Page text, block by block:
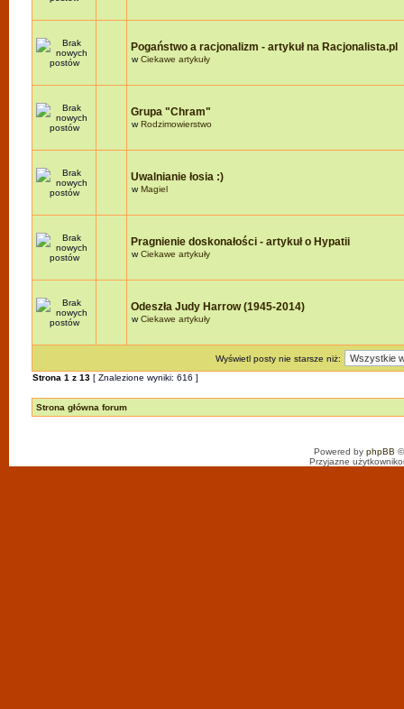
Pogaństwo a racjonalizm - artykuł na Racjonalista.pl
wCiekawe artykuły
Grupa "Chram"
wRodzimowierstwo
Uwalnianie łosia :)
wMagiel
Pragnienie doskonałości - artykuł o Hypatii
wCiekawe artykuły
Odeszła Judy Harrow (1945-2014)
wCiekawe artykuły
Wyświetl posty nie starsze niż:
Strona 1 z 13 [ Znalezione wyniki: 616 ]
Strona główna forum
Powered by phpBB
Przyjazne